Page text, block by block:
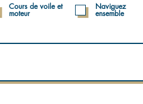
Cours de voile et
moteur
Naviguez
ensemble